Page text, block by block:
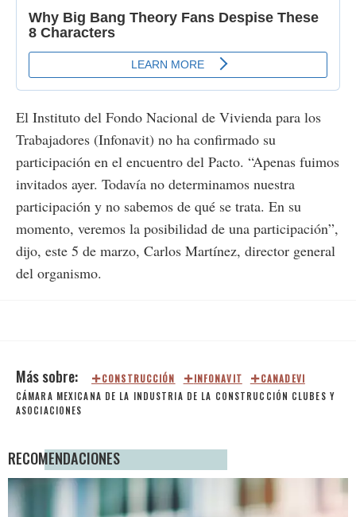
El Instituto del Fondo Nacional de Vivienda para los
Trabajadores (Infonavit) no ha confirmado su
participación en el encuentro del Pacto. “Apenas fuimos
invitados ayer. Todavía no determinamos nuestra
participación y no sabemos de qué se trata. En su
momento, veremos la posibilidad de una participación”,
dijo, este 5 de marzo, Carlos Martínez, director general
del organismo.
CONSTRUCCIÓN INFONAVIT
CANADEVI
CÁMARA MEXICANA DE LA INDUSTRIA DE LA CONSTRUCCIÓN CLUBES Y
ASOCIACIONES
RECOMENDACIONES